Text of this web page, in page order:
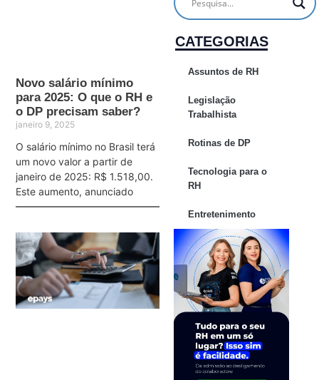
Novo salário mínimo
para 2025: O que o RH e
o DP precisam saber?
janeiro 9, 2025
O salário mínimo no Brasil terá
um novo valor a partir de
janeiro de 2025: R$ 1.518,00.
Este aumento, anunciado
CATEGORIAS
Assuntos de RH
Legislação
Trabalhista
Rotinas de DP
Tecnologia para o
RH
Entretenimento